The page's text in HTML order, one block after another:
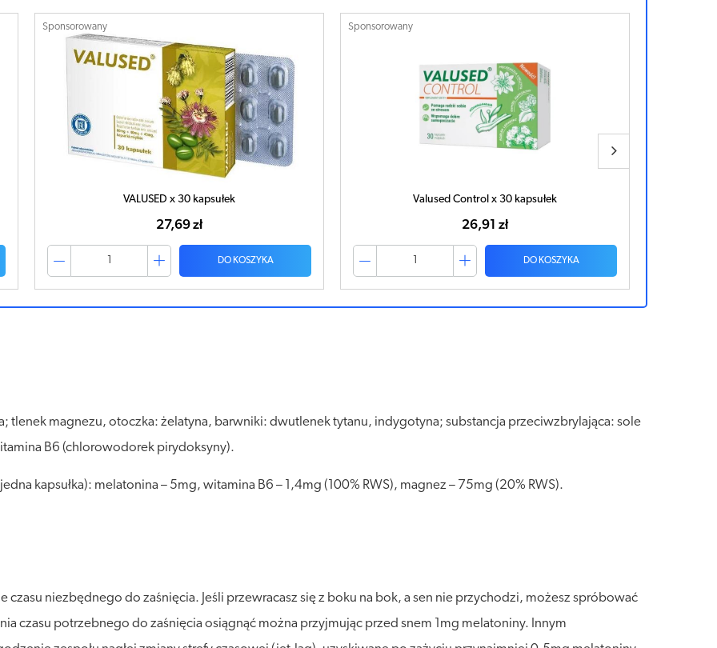
Sponsorowany
Valused Control x 30 kapsułek
26,91 zł
DO KOSZYKA
Sponsorowany
Senolek 50mg x 16 kapsułek
36,61 zł
DO KOSZYKA
tlenek magnezu, otoczka: żelatyna, barwniki: dwutlenek tytanu, indygotyna; substancja przeciwzbrylająca: sole
B6 (chlorowodorek pirydoksyny).
kapsułka): melatonina – 5mg, witamina B6 – 1,4mg (100% RWS), magnez – 75mg (20% RWS).
czasu niezbędnego do zaśnięcia. Jeśli przewracasz się z boku na bok, a sen nie przychodzi, możesz spróbować
czasu potrzebnego do zaśnięcia osiągnąć można przyjmując przed snem 1mg melatoniny. Innym